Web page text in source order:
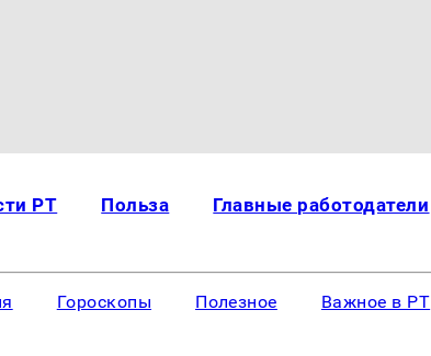
РТ Польза Главные работодатели
Гороскопы Полезное Важное в РТ